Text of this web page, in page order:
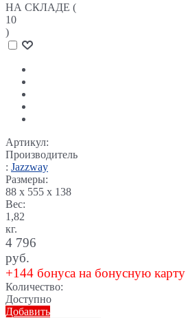
НА СКЛАДЕ (
10
)
Артикул:
Производитель
: Jazzway
Размеры:
88 x 555 x 138
Вес:
1,82
кг.
4 796
руб.
+144 бонуса на бонусную карту
Количество:
Доступно
Добавить